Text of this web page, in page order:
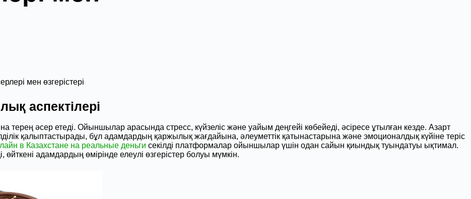
мен өзгерістері
аспектілері
әсер етеді. Ойыншылар арасында стресс, күйзеліс және уайым деңгейі көбейеді, әсіресе ұтылған кезде. Азарт
қалыптастырады, бұл адамдардың қаржылық жағдайына, әлеуметтік қатынастарына және эмоционалдық күйіне теріс
в Казахстане на реальные деньги секілді платформалар ойыншылар үшін одан сайын қиындық туындатуы ықтимал.
адамдардың өмірінде елеулі өзгерістер болуы мүмкін.